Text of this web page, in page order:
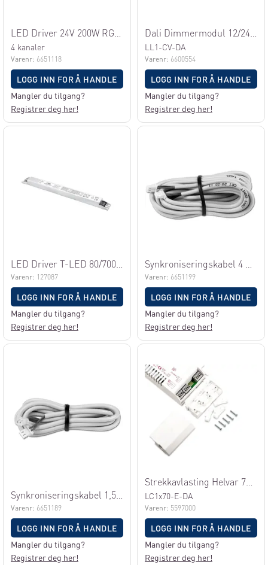
4 kanaler
Varenr: 6651118
LOGG INN FOR Å HANDLE
Mangler du tilgang?
Registrer deg her!
LL1-CV-DA
Varenr: 6600554
LOGG INN FOR Å HANDLE
Mangler du tilgang?
Registrer deg her!
Varenr: 127087
LOGG INN FOR Å HANDLE
Mangler du tilgang?
Registrer deg her!
Varenr: 6651199
LOGG INN FOR Å HANDLE
Mangler du tilgang?
Registrer deg her!
Varenr: 6651189
LOGG INN FOR Å HANDLE
Mangler du tilgang?
Registrer deg her!
LC1x70-E-DA
Varenr: 5597000
LOGG INN FOR Å HANDLE
Mangler du tilgang?
Registrer deg her!